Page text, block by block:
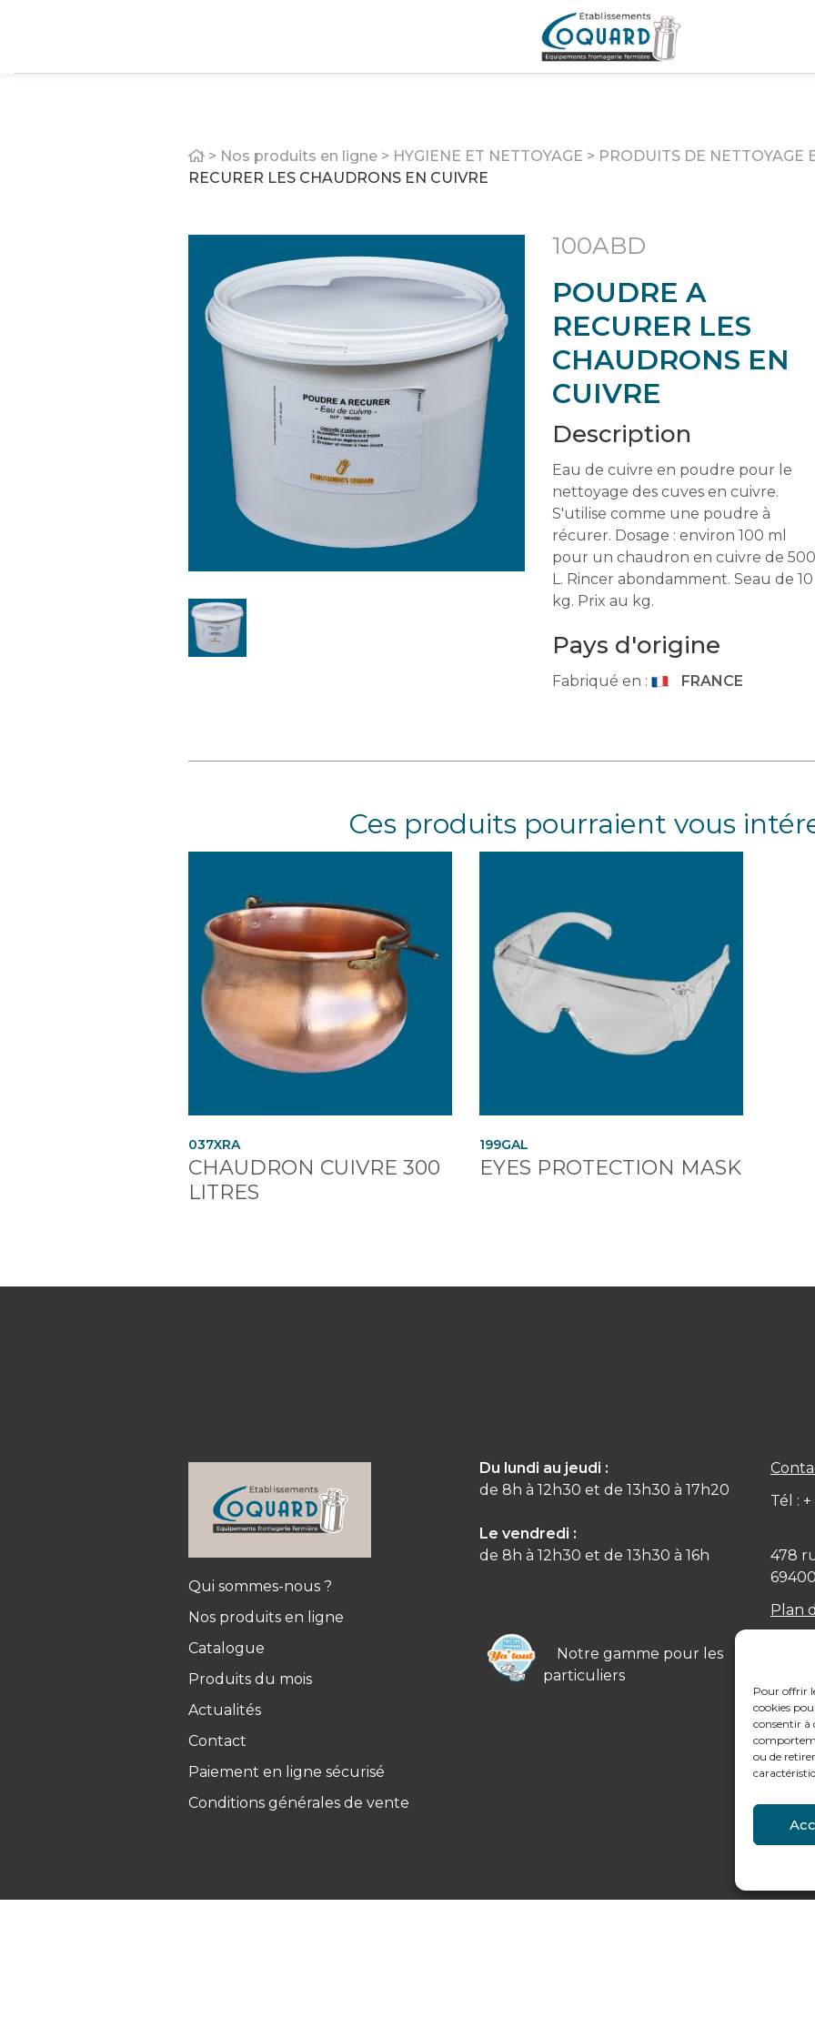
Pour offrir
cookies
consentir à
ou de
Home
> Nos produits en ligne > HYGIENE ET NETTOYAGE > PRODUITS DE NETTOYAGE
RECURER LES CHAUDRONS EN CUIVRE
100ABD
POUDRE A
RECURER LES
CHAUDRONS EN
CUIVRE
Description
Eau de cuivre en poudre pour le
nettoyage des cuves en cuivre.
S'utilise comme une poudre à
récurer. Dosage : environ 100 ml
pour un chaudron en cuivre de 500
L. Rincer abondamment. Seau de 10
kg. Prix au kg.
Pays d'origine
Fabriqué en : FRANCE
Ces produits pourraient vous
037XRA
CHAUDRON CUIVRE 300
LITRES
199GAL
EYES PROTECTION MASK
Qui sommes-nous ?
Nos produits en ligne
Catalogue
Produits du mois
Actualités
Contact
Paiement en ligne sécurisé
Conditions générales de vente
Du lundi au jeudi :
de 8h à 12h30 et de 13h30 à 17h20
Le vendredi :
de 8h à 12h30 et de 13h30 à 16h
Notre gamme pour les
particuliers
Tél :
478
69400
Plan